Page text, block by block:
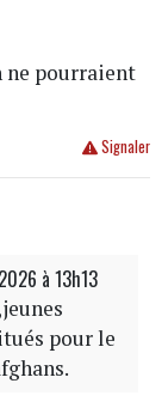
ne pourraient
Signaler
à 13h13
pour le